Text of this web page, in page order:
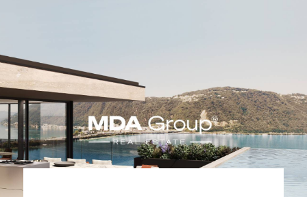
DE
IMMOBILIEN
KAUFEN